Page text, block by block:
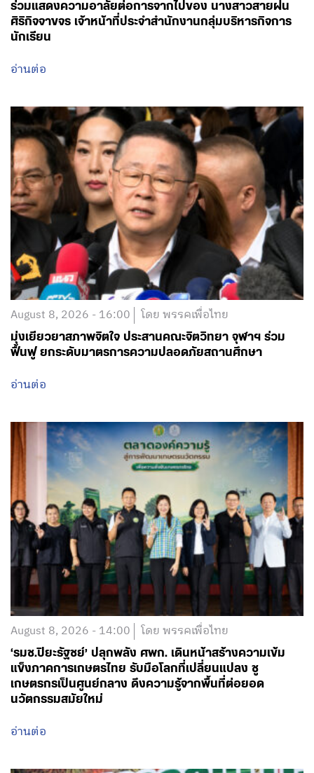
ร่วมแสดงความอาลัยต่อการจากไปของ นางสาวสายฝน
ศิริกิจจาขจร เจ้าหน้าที่ประจำสำนักงานกลุ่มบริหารกิจการ
นักเรียน
อ่านต่อ
August 8, 2026 - 16:00 โดย พรรคเพื่อไทย
มุ่งเยียวยาสภาพจิตใจ ประสานคณะจิตวิทยา จุฬาฯ ร่วม
ฟื้นฟู ยกระดับมาตรการความปลอดภัยสถานศึกษา
อ่านต่อ
August 8, 2026 - 14:00 โดย พรรคเพื่อไทย
‘รมช.ปิยะรัฐชย์’ ปลุกพลัง ศพก. เดินหน้าสร้างความเข้ม
แข็งภาคการเกษตรไทย รับมือโลกที่เปลี่ยนแปลง ชู
เกษตรกรเป็นศูนย์กลาง ดึงความรู้จากพื้นที่ต่อยอด
นวัตกรรมสมัยใหม่
อ่านต่อ